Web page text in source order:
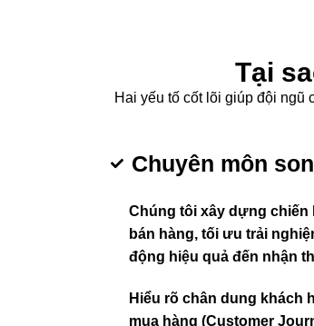
Tại
Hai yếu tố cốt lõi giúp đội ngũ
Chuyên môn
Chúng tôi xây dựng chiến
bán hàng, tối ưu trải
động hiệu quả đến nhận
Hiểu rõ chân dung khách
mua hàng (Customer